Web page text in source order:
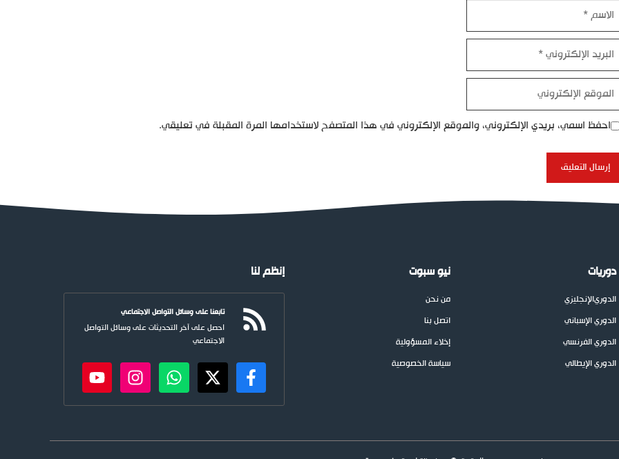
احفظ اسمي، بريدي الإلكتروني، والموقع الإلكتروني في هذا المتصفح لاستخدامها المرة المقبلة في تعليقي.
دوريات
الدوريالإنجليزي
الدوري الإسباني
الدوري الفرنسي
الدوري الإيطالي
نيو سبوت
من نحن
اتصل بنا
إخلاء المسؤولية
سياسة الخصوصية
إنظم لنا
تابعنا على وسائل التواصل الاجتماعي
احصل على آخر التحديثات على وسائل التواصل
الاجتماعي